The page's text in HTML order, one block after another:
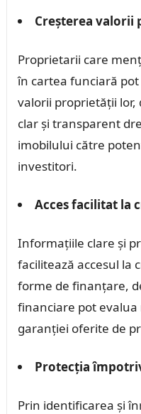
Creșterea valorii
Proprietarii care
în cartea funciară
valorii proprietății
clar și transparent
imobilului către
investitori.
Acces facilitat la
Informațiile clare și
facilitează accesul la
forme de finanțare,
financiare pot evalua
garanției oferite de
Protecția
Prin identificarea și